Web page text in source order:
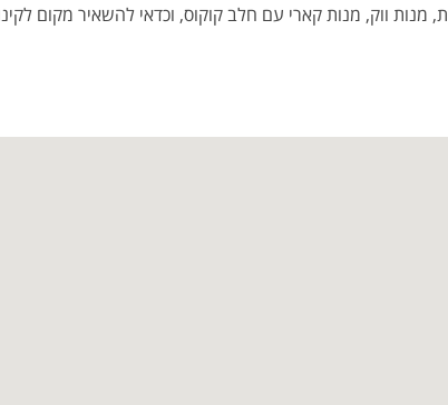
מנות ווק, מנות קארי עם חלב קוקוס, וכדאי להשאיר מקום